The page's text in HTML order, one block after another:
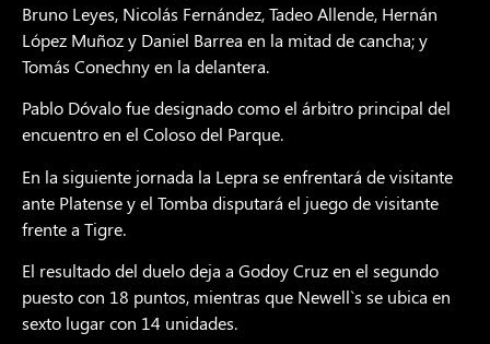
Bruno Leyes, Nicolás Fernández, Tadeo Allende, Hernán
López Muñoz y Daniel Barrea en la mitad de cancha; y
Tomás Conechny en la delantera.
Pablo Dóvalo fue designado como el árbitro principal del
encuentro en el Coloso del Parque.
En la siguiente jornada la Lepra se enfrentará de visitante
ante Platense y el Tomba disputará el juego de visitante
frente a Tigre.
El resultado del duelo deja a Godoy Cruz en el segundo
puesto con 18 puntos, mientras que Newell`s se ubica en
sexto lugar con 14 unidades.